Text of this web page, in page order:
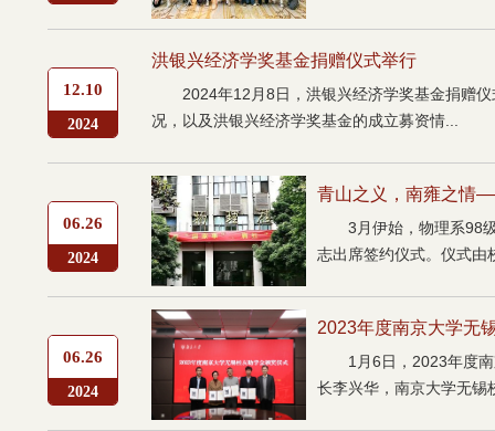
12.10
2024
洪银兴经济学奖基金捐赠仪式举行
2024年12月8日，洪银兴经济学奖基金捐赠
况，以及洪银兴经济学奖基金的成立募资情...
06.26
2024
青山之义，南雍之情
3月伊始，物理系98
志出席签约仪式。仪式由
06.26
2024
2023年度南京大学无
1月6日，2023年度
长李兴华，南京大学无锡